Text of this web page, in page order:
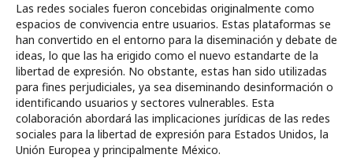
Las redes sociales fueron concebidas originalmente como
espacios de convivencia entre usuarios. Estas plataformas se
han convertido en el entorno para la diseminación y debate de
ideas, lo que las ha erigido como el nuevo estandarte de la
libertad de expresión. No obstante, estas han sido utilizadas
para fines perjudiciales, ya sea diseminando desinformación o
identificando usuarios y sectores vulnerables. Esta
colaboración abordará las implicaciones jurídicas de las redes
sociales para la libertad de expresión para Estados Unidos, la
Unión Europea y principalmente México.